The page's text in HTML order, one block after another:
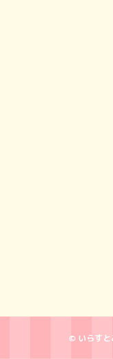
© いらす